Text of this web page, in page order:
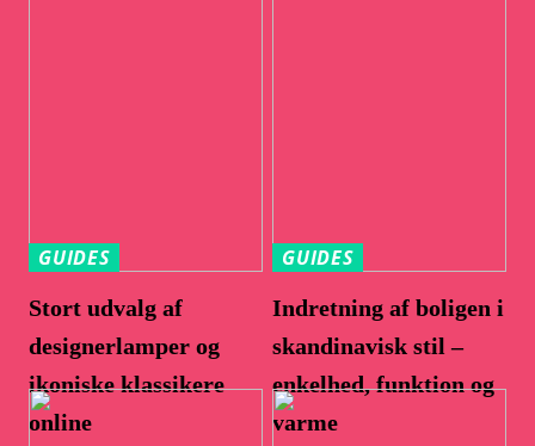
GUIDES
Stort udvalg af
designerlamper og
ikoniske klassikere
online
GUIDES
Indretning af boligen i
skandinavisk stil –
enkelhed, funktion og
varme